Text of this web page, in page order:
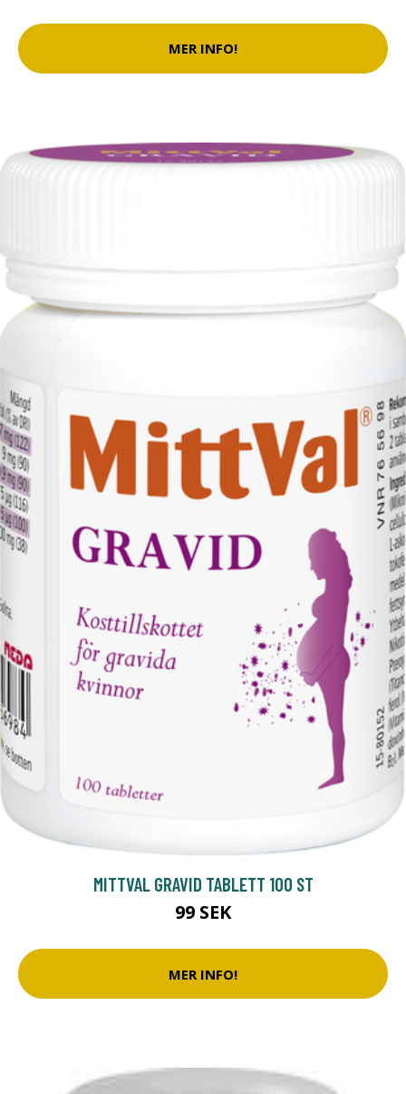
MER INFO!
MITTVAL GRAVID TABLETT 100 ST
99 SEK
MER INFO!